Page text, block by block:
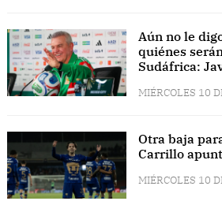
Aún no le
quiénes
Sudáfrica:
MIÉRCOLES 10
Otra baja
Carrillo
MIÉRCOLES 10